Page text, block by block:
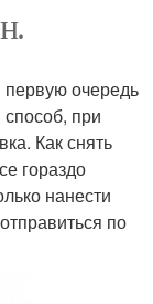
первую очередь
при
Как снять
гораздо
нанести
по